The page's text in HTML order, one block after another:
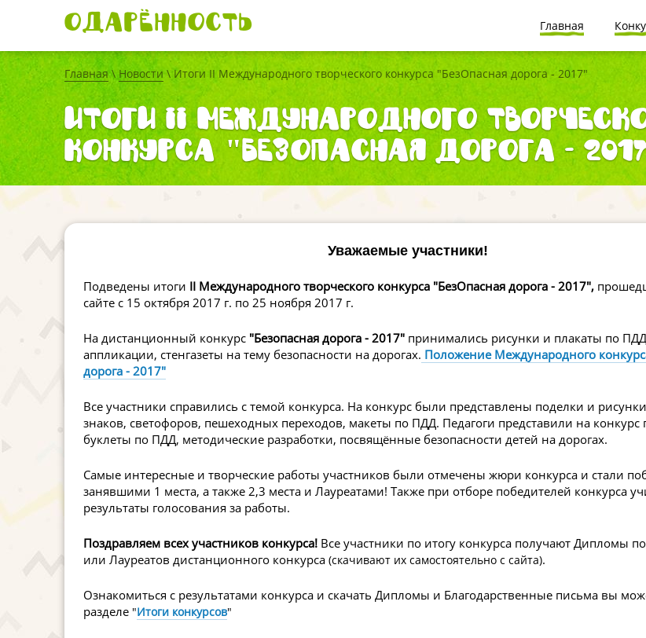
Одарённость Главная
Главная\Новости \ Итоги II Международного творческого конкурса "БезОпасная дорога - 2017"
Итоги II Международного
конкурса "БезОпасная дорога -
Уважаемые участники!
Подведены итоги II Международного творческого конкурса "БезОпасная дорога - 2017",
сайте с 15 октября 2017 г. по 25 ноября 2017 г.
На дистанционный конкурс "Безопасная дорога - 2017" принимались рисунки и плакаты по
аппликации, стенгазеты на тему безопасности на дорогах. Положение Международного
дорога - 2017"
Все участники справились с темой конкурса. На конкурс были представлены поделки и
знаков, светофоров, пешеходных переходов, макеты по ПДД. Педагоги представили на конкурс
буклеты по ПДД, методические разработки, посвящённые безопасности детей на дорогах.
Самые интересные и творческие работы участников были отмечены жюри конкурса и стали
занявшими 1 места, а также 2,3 места и Лауреатами! Также при отборе победителей конкурса
результаты голосования за работы.
Поздравляем всех участников конкурса! Все участники по итогу конкурса получают Дипломы
или Лауреатов дистанционного конкурса (скачивают их самостоятельно с сайта).
Ознакомиться с результатами конкурса и скачать Дипломы и Благодарственные письма вы
разделе "Итоги конкурсов"